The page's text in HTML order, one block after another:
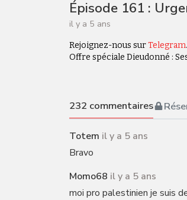
Épisode 161 :
il y a 5 ans
Rejoignez-nous surTelegram.
Offre spéciale Dieudonné :
232 commentaires
Totem il y a 5 ans
Bravo
Momo68 il y a 5 ans
moi pro palestinien je suis